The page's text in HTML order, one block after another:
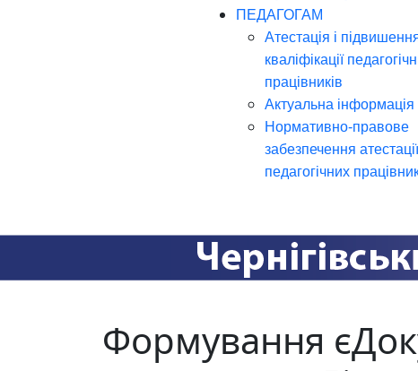
ПЕДАГОГАМ
Атестація і
кваліфікації
працівників
Актуальна інформація
Нормативно-правове
забезпечення атестації
педагогічних
Формування